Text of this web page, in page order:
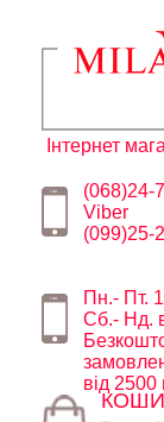
Інтернет
(068)24-
Viber
(099)25-
Пн.- Пт.
Сб.- Нд.
від 2500